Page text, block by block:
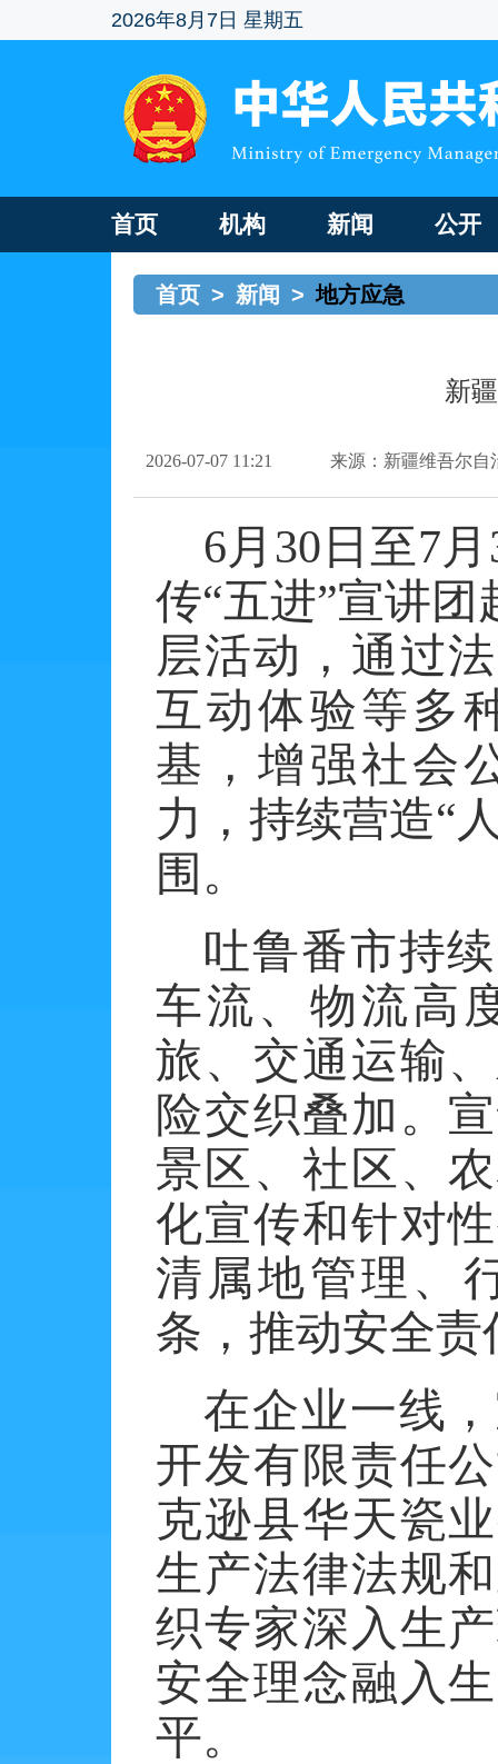
2026年8月7日 星期五
首页 机构 新闻 公开
首页 > 新闻 > 地方应急
新
2026-07-07 11:21 来源：新疆维吾尔自
6月30日至7
传“五进”宣讲
层活动，通过
互动体验等多
基，增强社会
力，持续营造“
围。
吐鲁番市持
车流、物流高
旅、交通运输
险交织叠加。
景区、社区、
化宣传和针对
清属地管理、
条，推动安全
在企业一线
开发有限责任
克逊县华天瓷
生产法律法规
织专家深入生
安全理念融入
平。